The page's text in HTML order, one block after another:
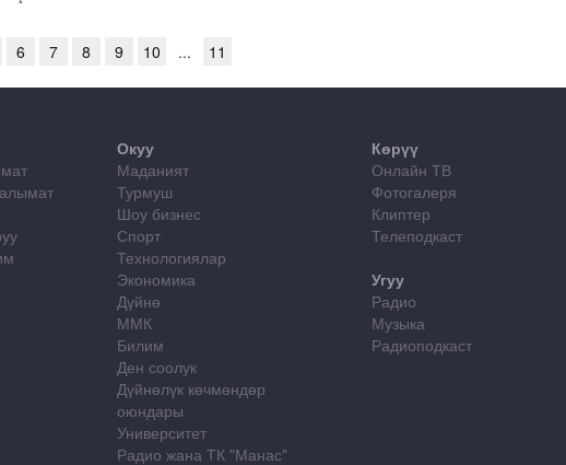
6 7 8 9 10 ... 11
Окуу
Маданият
Турмуш
Шоу бизнес
Спорт
Технологиялар
Экономика
Дүйнө
ММК
Билим
Ден соолук
Дүйнөлүк көчмөндөр
оюндары
Университет
Радио жана ТК "Манас"
Көрүү
Онлайн ТВ
Фотогалеря
Клиптер
Телеподкаст
Угуу
Радио
Музыка
Радиоподкаст